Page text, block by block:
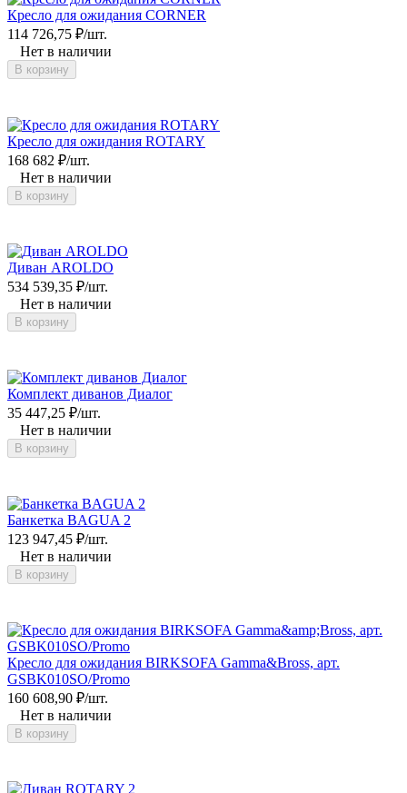
Кресло для ожидания CORNER
114 726,75 ₽/шт.
Нет в наличии
В корзину
Кресло для ожидания ROTARY
168 682 ₽/шт.
Нет в наличии
В корзину
Диван AROLDO
534 539,35 ₽/шт.
Нет в наличии
В корзину
Комплект диванов Диалог
35 447,25 ₽/шт.
Нет в наличии
В корзину
Банкетка BAGUA 2
123 947,45 ₽/шт.
Нет в наличии
В корзину
Кресло для ожидания BIRKSOFA Gamma&Bross, арт.
GSBK010SO/Promo
160 608,90 ₽/шт.
Нет в наличии
В корзину